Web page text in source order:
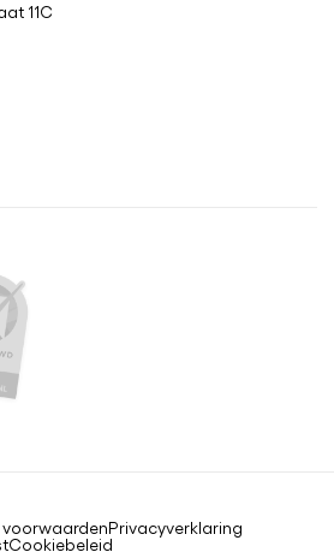
11C
Privacyverklaring
Cookiebeleid